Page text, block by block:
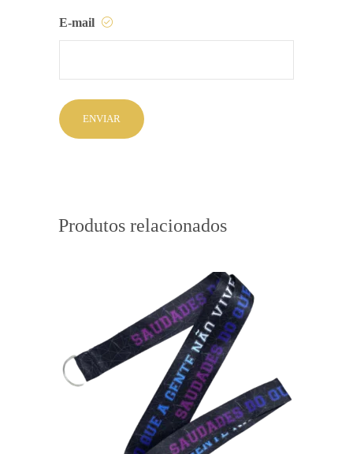
E-mail
Produtos relacionados